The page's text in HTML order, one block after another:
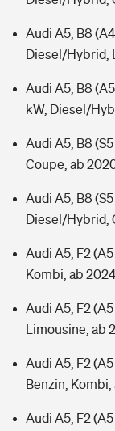
Audi A5, B8
Diesel/Hybrid,
Audi A5, B8
kW, Diesel/
Audi A5, B8
Coupe, ab
Audi A5, B8 (S5
Diesel/Hybrid,
Audi A5, F2 (A5
Kombi, ab
Audi A5, F2 (A5
Limousine, ab
Audi A5, F2 (A5
Benzin,
Audi A5, F2 (A5